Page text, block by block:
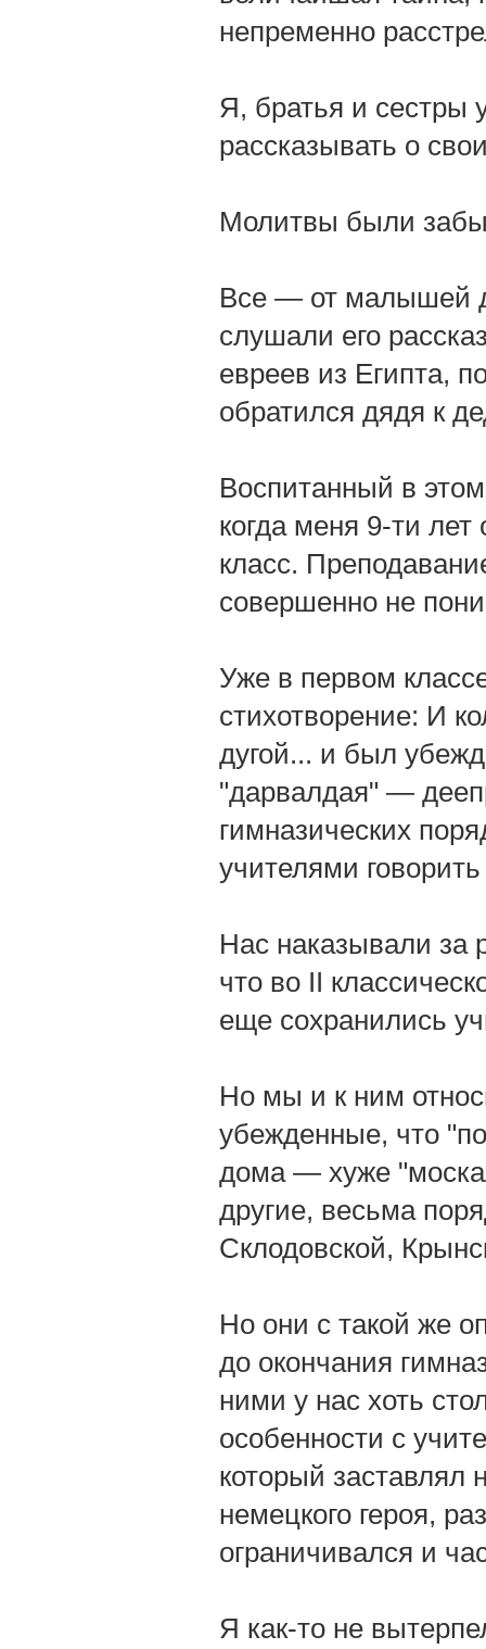
непременно
Я, братья и сестры
рассказывать о
Молитвы были
Все — от малышей
слушали его
евреев из Египта,
обратился дядя к
Воспитанный в
когда меня 9-ти
класс.
совершенно не
Уже в первом
стихотворение: И
дугой... и был
"дарвалдая" —
гимназических
учителями
Нас наказывали за
что во II
еще сохранились
Но мы и к ним
убежденные, что
дома — хуже
другие, весьма
Склодовской,
Но они с такой же
до окончания
ними у нас хоть
особенности с
который заставлял
немецкого героя,
ограничивался и
Я как-то не